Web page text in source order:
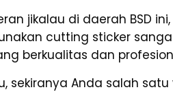
jikalau di daerah BSD
cutting sticker
berkualitas dan
sekiranya Anda salah